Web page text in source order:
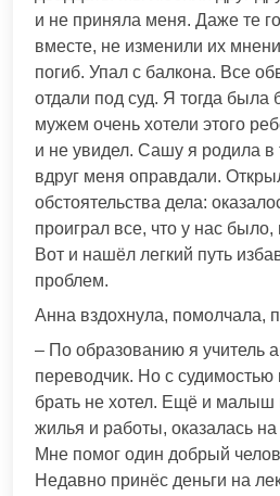
и не приняла меня. Даже те
вместе, не изменили их
погиб. Упал с балкона. Все
отдали под суд. Я тогда
мужем очень хотели этого
и не увидел. Сашу я родила
вдруг меня оправдали.
обстоятельства дела:
проиграл все, что у нас
Вот и нашёл легкий путь
проблем.
Анна вздохнула, помолчала,
– По образованию я учитель
переводчик. Но с судимостью
брать не хотел. Ещё и малыш
жилья и работы, оказалась
Мне помог один добрый
Недавно принёс деньги на